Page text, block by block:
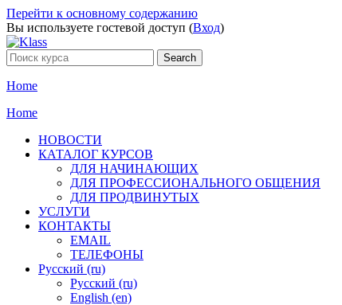
Перейти к основному содержанию
Вы используете гостевой доступ (Вход)
Home
Home
НОВОСТИ
КАТАЛОГ КУРСОВ
ДЛЯ НАЧИНАЮЩИХ
ДЛЯ ПРОФЕССИОНАЛЬНОГО ОБЩЕНИЯ
ДЛЯ ПРОДВИНУТЫХ
УСЛУГИ
КОНТАКТЫ
EMAIL
ТЕЛЕФОНЫ
Русский ‎(ru)‎
Русский ‎(ru)‎
English ‎(en)‎